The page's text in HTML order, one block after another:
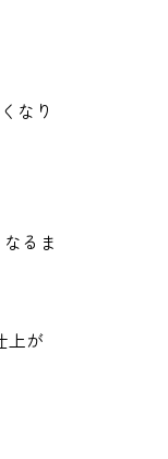
なり
るま
上が